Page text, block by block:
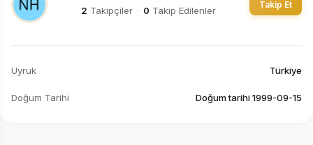
2 Takipçiler · 0 Takip Edilenler
Takip Et
Uyruk Türkiye
Doğum Tarihi Doğum tarihi 1999-09-15